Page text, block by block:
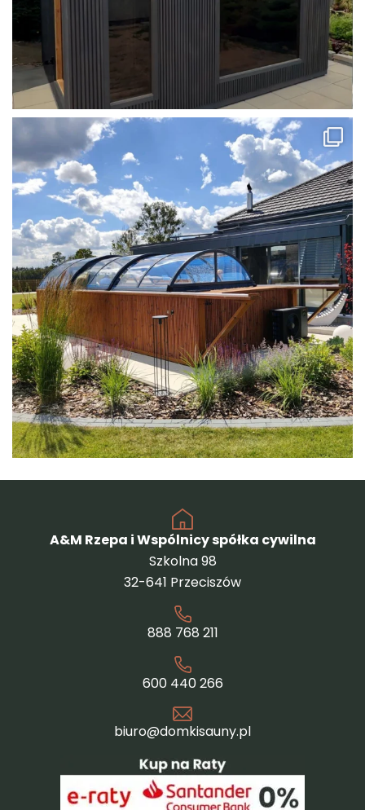
A&M Rzepa i Wspólnicy spółka cywilna
Szkolna 98
32-641 Przeciszów
888 768 211
600 440 266
biuro@domkisauny.pl